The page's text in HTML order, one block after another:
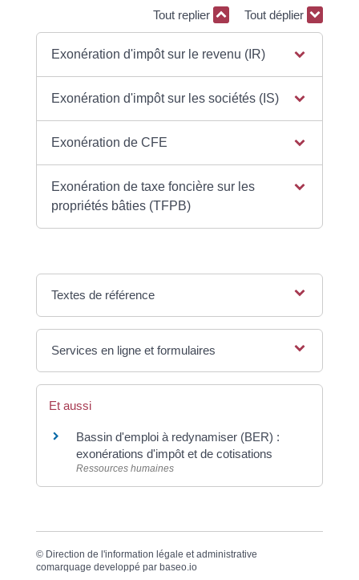
Tout replier Tout déplier
Exonération d'impôt sur le revenu (IR)
Exonération d'impôt sur les sociétés (IS)
Exonération de CFE
Exonération de taxe foncière sur les
propriétés bâties (TFPB)
Textes de référence
Services en ligne et formulaires
Et aussi
Bassin d'emploi à redynamiser (BER) :
exonérations d'impôt et de cotisations
Ressources humaines
© Direction de l'information légale et administrative
comarquage developpé par baseo.io